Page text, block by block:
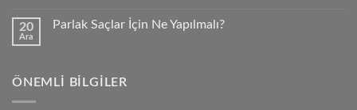
20
Ara
Parlak Saçlar İçin Ne Yapılmalı?
ÖNEMLI BILGILER